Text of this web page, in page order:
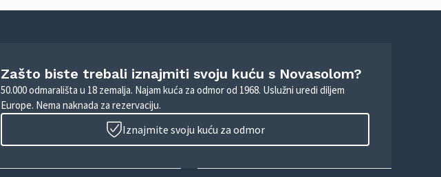
Zašto biste trebali iznajmiti svoju kuću s Novasolom?
50.000 odmarališta u 18 zemalja. Najam kuća za odmor od 1968. Uslužni uredi diljem
Europe. Nema naknada za rezervaciju.
Iznajmite svoju kuću za odmor